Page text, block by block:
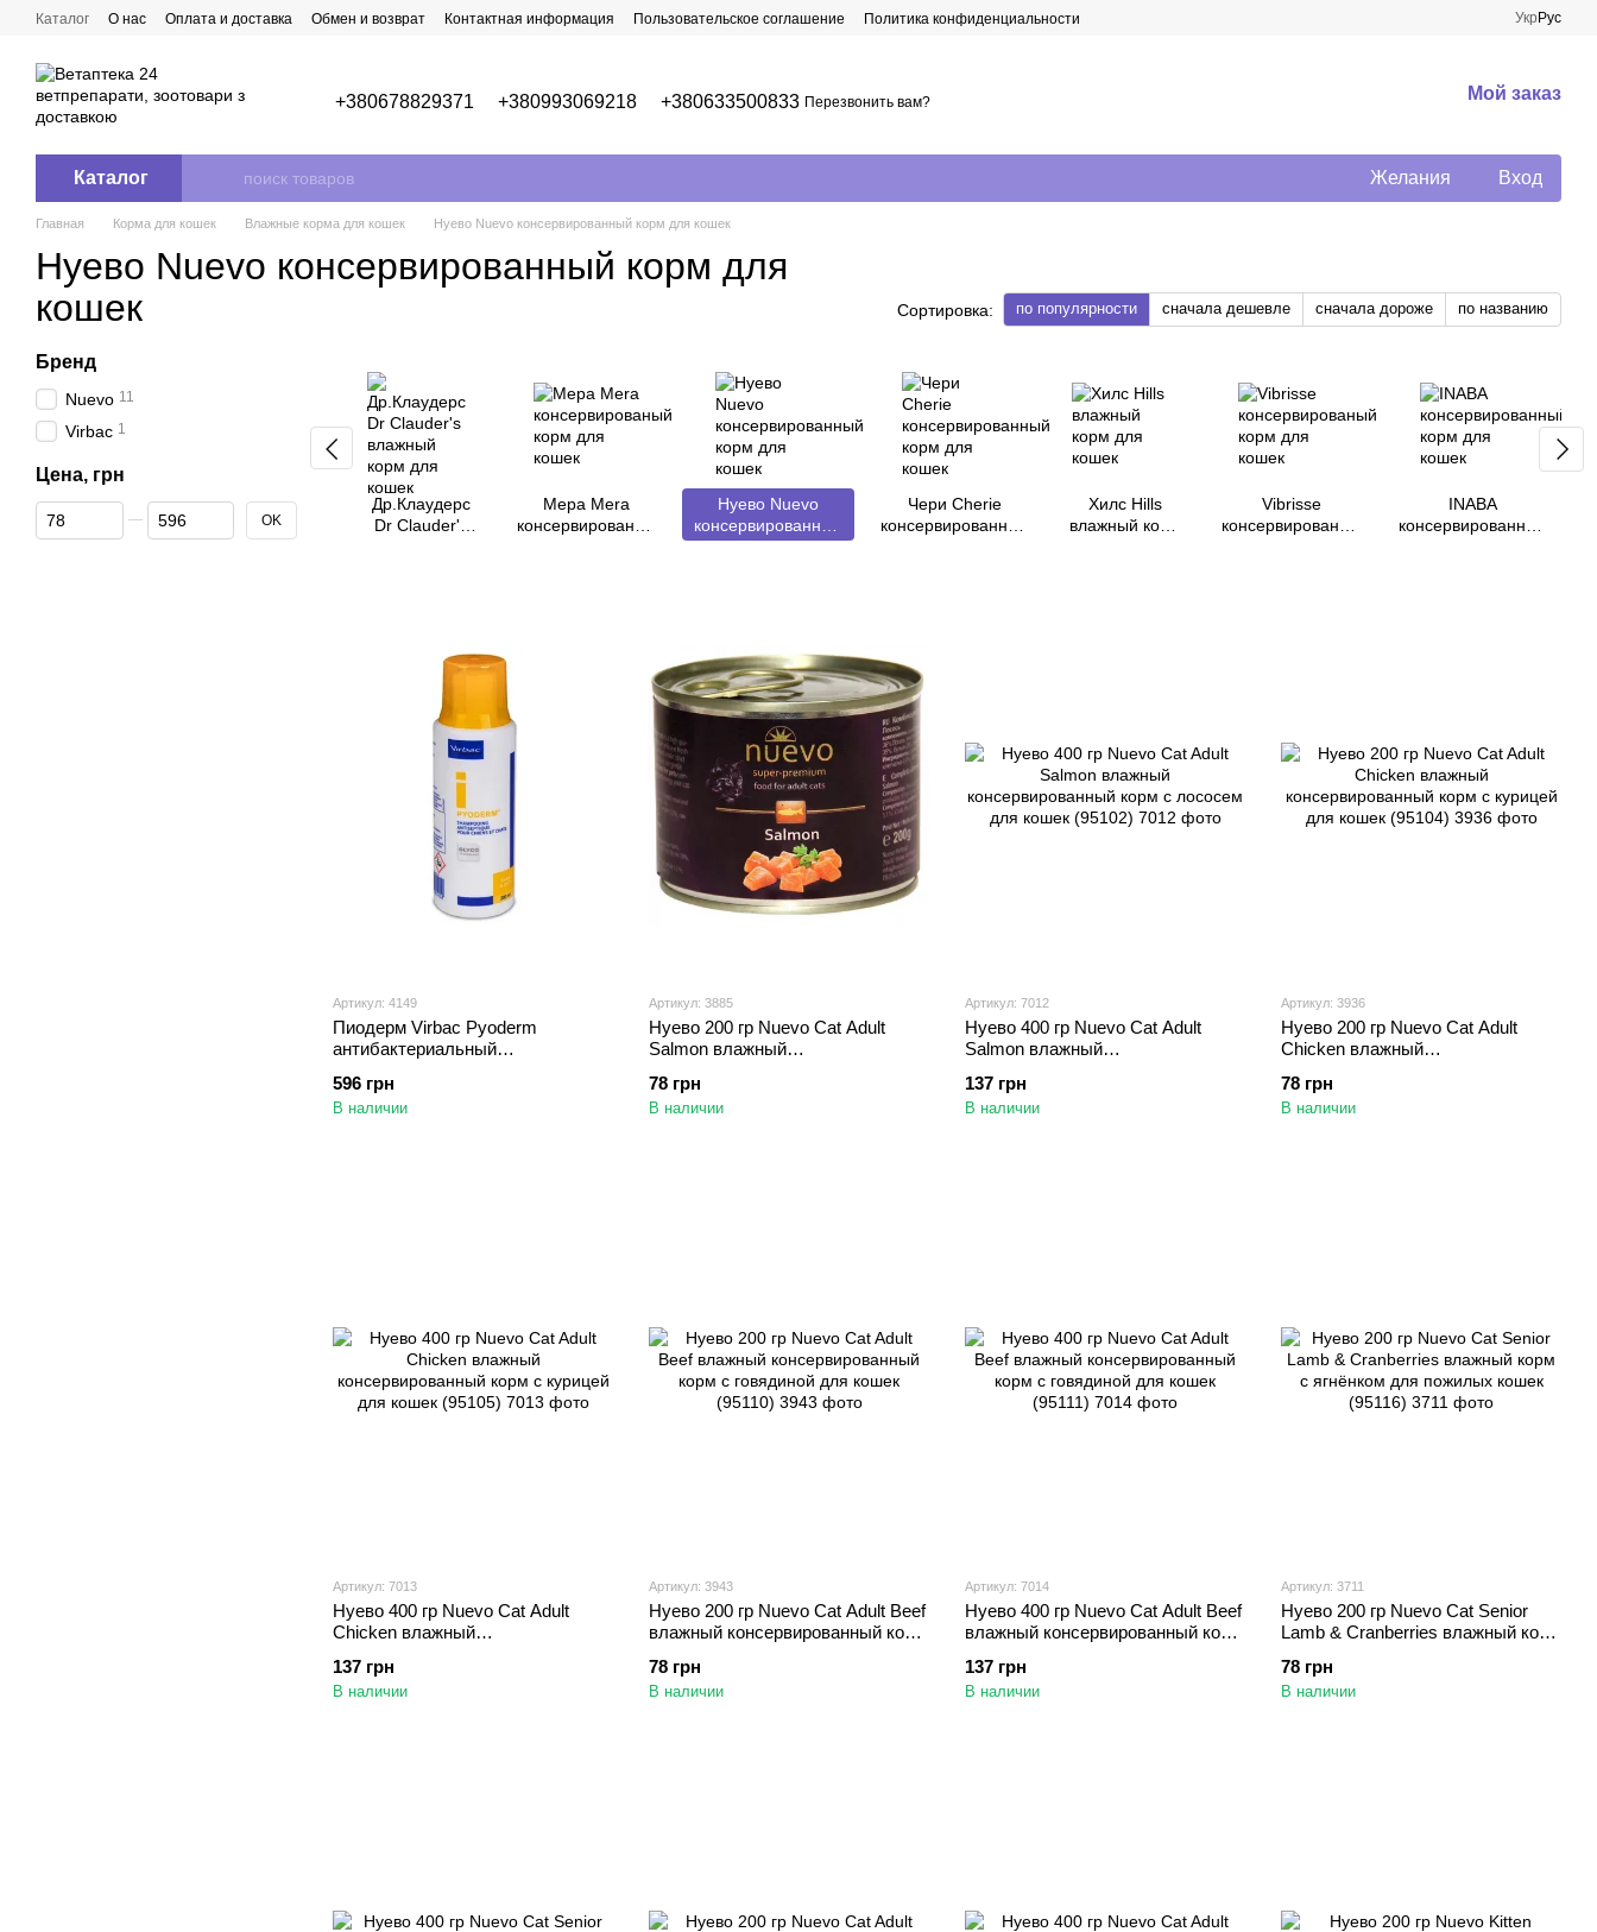
Перейти к основному контенту
Каталог О нас Оплата и доставка Обмен и возврат Контактная информация Пользовательское соглашение Политика конфиденциальности Укр Рус
+380678829371 +380993069218 +380633500833 Перезвонить вам? Мой заказ
Каталог Желания Вход
Главная Корма для кошек Влажные корма для кошек Нуево Nuevo консервированный корм для кошек
Нуево Nuevo консервированный корм для
кошек
Сортировка: по популярности сначала дешевле сначала дороже по названию
Др.Клаудерс
Dr Сlauder's
Мера Mera
консервированый
Нуево Nuevo
консервированный
корм для кошек
Чери Cherie
консервированный
Хилс Hills
влажный корм
Vibrisse
консервированый
INABA
консервированный
Артикул: 4149
Пиодерм Virbac Pyoderm
антибактериальный
хлоргексидином для кошек и
собак, 200 мл
596 грн
В наличии
Артикул: 3885
Нуево 200 гр Nuevo Cat Adult
Salmon влажный
лососем для кошек (95101)
78 грн
В наличии
Артикул: 7012
Нуево 400 гр Nuevo Cat Adult
Salmon влажный
лососем для кошек (95102)
137 грн
В наличии
Артикул: 3936
Нуево 200 гр Nuevo Cat Adult
Chicken влажный
курицей для кошек (95104)
78 грн
В наличии
Артикул: 7013
Нуево 400 гр Nuevo Cat Adult
Chicken влажный
курицей для кошек (95105)
137 грн
В наличии
Артикул: 3943
Нуево 200 гр Nuevo Cat Adult Beef
влажный консервированный корм
78 грн
В наличии
Артикул: 7014
Нуево 400 гр Nuevo Cat Adult Beef
влажный консервированный корм
137 грн
В наличии
Артикул: 3711
Нуево 200 гр Nuevo Cat Senior
Lamb & Cranberries влажный корм
(95116)
78 грн
В наличии
Бренд
Nuevo 11
Virbac 1
Цена, грн
От Цена, грн
До Цена, грн OK